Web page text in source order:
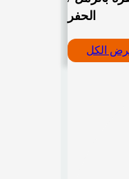
الحفر
الكل